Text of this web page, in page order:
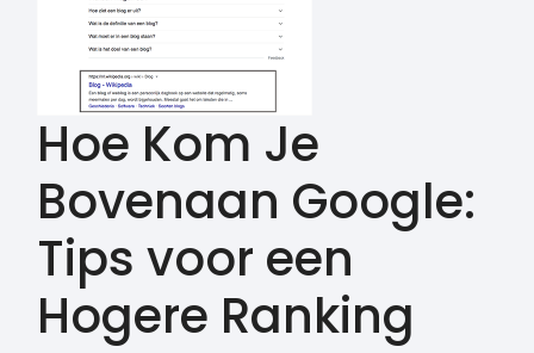
Hoe Kom Je
Bovenaan Google:
Tips voor een
Hogere Ranking